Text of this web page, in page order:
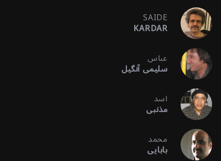
SAIDE
KARDAR
عباس
سلیمی آنگیل
اسد
مذنبی
محمد
بابایی